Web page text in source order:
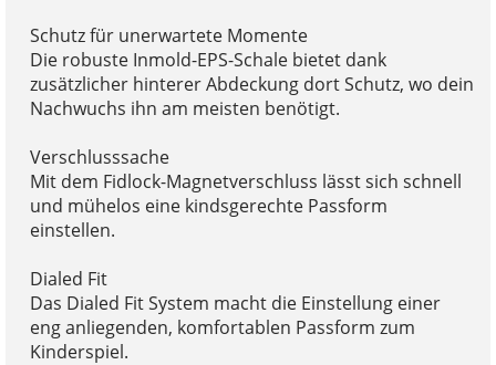
Schutz für unerwartete Momente
Die robuste Inmold-EPS-Schale bietet dank
zusätzlicher hinterer Abdeckung dort Schutz, wo dein
Nachwuchs ihn am meisten benötigt.
Verschlusssache
Mit dem Fidlock-Magnetverschluss lässt sich schnell
und mühelos eine kindsgerechte Passform
einstellen.
Dialed Fit
Das Dialed Fit System macht die Einstellung einer
eng anliegenden, komfortablen Passform zum
Kinderspiel.